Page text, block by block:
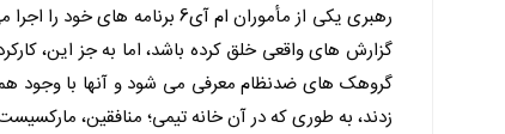
رهبری یکی از مأموران ام آی6
گروهک های ضدنظام معرفی می شود و آنها با وجود
زدند، به طوری که در آن خانه تیمی؛ منافقین،